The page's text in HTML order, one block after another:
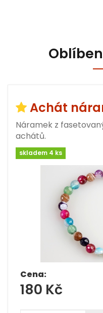
Achát
Náramek z
achátů.
skladem 4 ks
Cena:
180 Kč